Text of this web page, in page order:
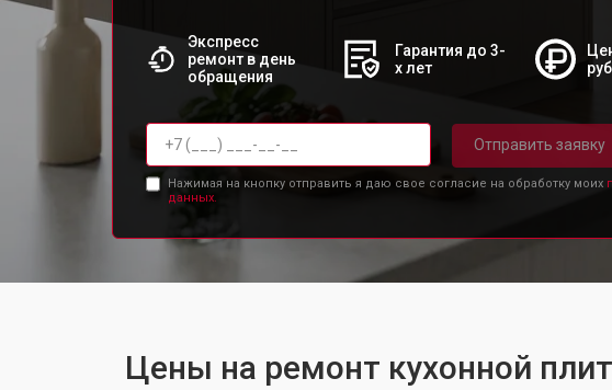
Экспресс
ремонт в день
обращения
Гарантия до 3-
х лет
руб
Отправить заявку
Нажимая на кнопку отправить я даю свое согласие на обработку моих
данных.
Цены на ремонт кухонной